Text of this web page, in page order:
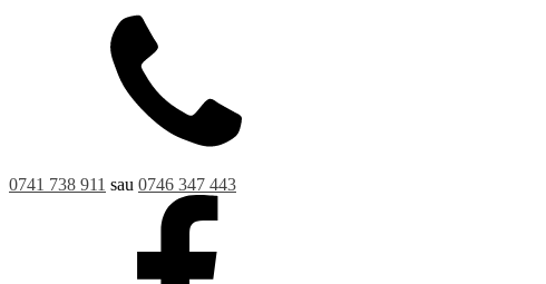
0741 738 911 sau 0746 347 443